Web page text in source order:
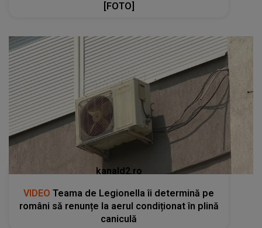
[FOTO]
kanald2.ro
VIDEO Teama de Legionella îi determină pe
români să renunțe la aerul condiționat în plină
caniculă